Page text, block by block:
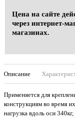
Цена на сайте
через интернет-
магазинах.
Описание
Применяется для
конструкциям во время
нагрузка вдоль оси